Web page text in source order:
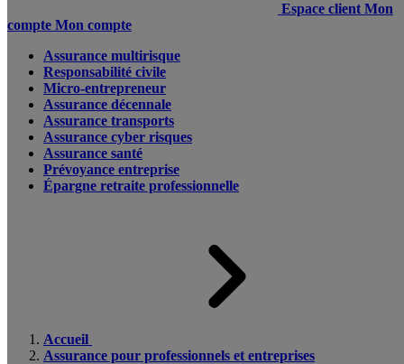
Espace client Mon
compte Mon compte
Assurance multirisque
Responsabilité civile
Micro-entrepreneur
Assurance décennale
Assurance transports
Assurance cyber risques
Assurance santé
Prévoyance entreprise
Épargne retraite professionnelle
Accueil
Assurance pour professionnels et entreprises